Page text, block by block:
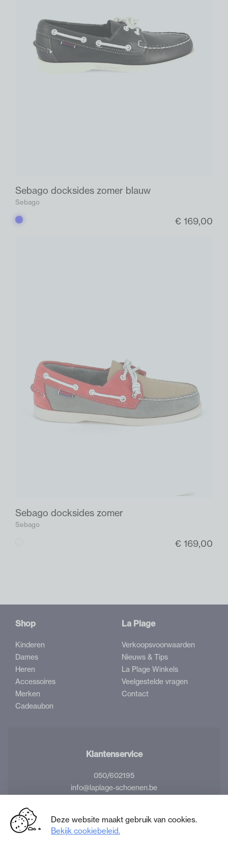
Sebago docksides zomer blauw
Sebago
Blauw € 169,00
Sebago docksides zomer
Sebago
€ 169,00
Shop
Kinderen
Dames
Heren
Accessoires
Merken
Cadeaubon
La Plage
Verkoopsvoorwaarden
Nieuws & Tips
La Plage Winkels
Veelgestelde vragen
Contact
Klantenservice
050/602195
info@laplage-schoenen.be
FacebookInstagram
Deze website maakt gebruik van cookies.
Bekijk cookiebeleid.